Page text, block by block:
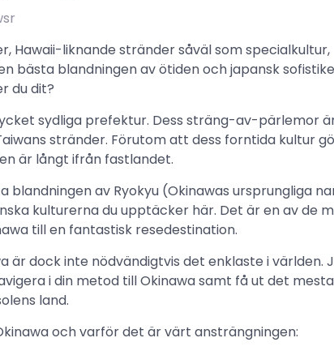
Hawaii-liknande stränder såväl som specialkultur,
bästa blandningen av ötiden och japansk
du dit?
sydliga prefektur. Dess sträng-av-pärlemor
stränder. Förutom att dess forntida kultur
är långt ifrån fastlandet.
blandningen av Ryokyu (Okinawas ursprungliga
kulturerna du upptäcker här. Det är en av de
till en fantastisk resedestination.
är dock inte nödvändigtvis det enklaste i världen.
i din metod till Okinawa samt få ut det
land.
och varför det är värt ansträngningen: